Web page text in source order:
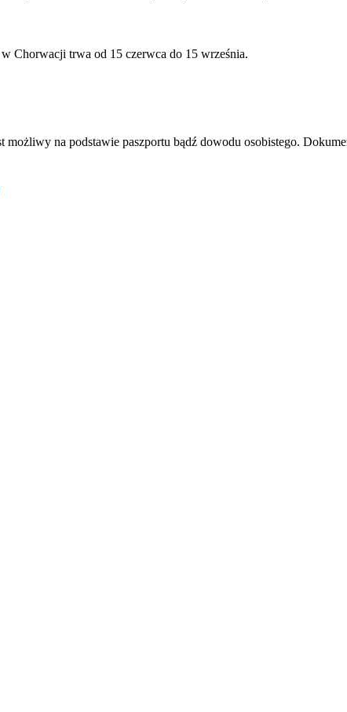
Chorwacji trwa od 15 czerwca do 15 września.
na podstawie paszportu bądź dowodu osobistego.